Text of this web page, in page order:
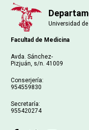
Facultad de Medicina
Avda. Sánchez-
Pizjuán, s/n. 41009
Conserjería:
954559830
Secretaría:
955420274